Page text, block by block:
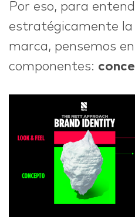
Por eso, para
estratégicamente la
marca, pensemos
componentes: